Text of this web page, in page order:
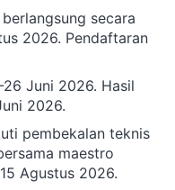
secara
2026. Pendaftaran
Juni 2026. Hasil
2026.
pembekalan teknis
maestro
Agustus 2026.